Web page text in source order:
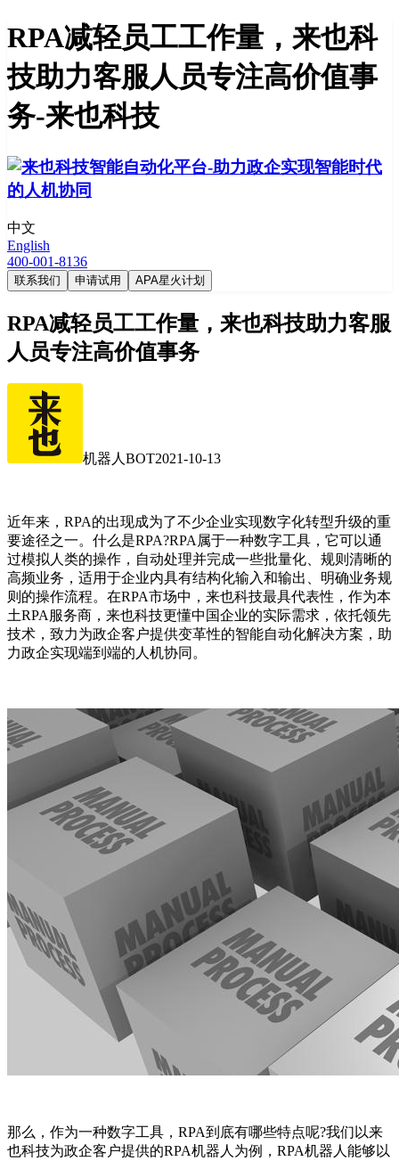
RPA减轻员工工作量，来也科
技助力客服人员专注高价值事
务-来也科技
中文
English
400-001-8136
联系我们 申请试用 APA星火计划
RPA减轻员工工作量，来也科技助力客服
人员专注高价值事务
机器人BOT2021-10-13
近年来，RPA的出现成为了不少企业实现数字化转型升级的重
要途径之一。什么是RPA?RPA属于一种数字工具，它可以通
过模拟人类的操作，自动处理并完成一些批量化、规则清晰的
高频业务，适用于企业内具有结构化输入和输出、明确业务规
则的操作流程。在RPA市场中，来也科技最具代表性，作为本
土RPA服务商，来也科技更懂中国企业的实际需求，依托领先
技术，致力为政企客户提供变革性的智能自动化解决方案，助
力政企实现端到端的人机协同。
那么，作为一种数字工具，RPA到底有哪些特点呢?我们以来
也科技为政企客户提供的RPA机器人为例，RPA机器人能够以